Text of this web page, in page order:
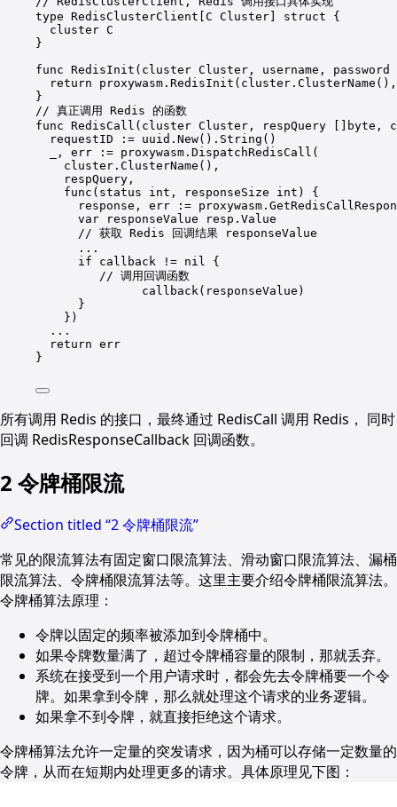
type RedisClusterClient[C Cluster] struct
{
cluster C
}
func RedisInit ( cluster Cluster, username,
password
return
proxywasm.RedisInit ( cluster.ClusterName (),
}
// 真正调用 Redis 的函数
func RedisCall ( cluster Cluster, respQuery []byte,
requestID
:= uuid.New() .String ()
_,
err := proxywasm.DispatchRedisCall (
cluster.ClusterName () ,
respQuery,
func(status
int, responseSize int ) {
response,
err :=
var
responseValue
resp.Value
// 获取 Redis 回调结果
responseValue
...
if
callback != nil
{
// 调用回调函数
callback(responseValue )
}
})
...
return err
}
所有调用 Redis 的接口，最终通过 RedisCall 调用 Redis， 同时
回调 RedisResponseCallback 回调函数。
2 令牌桶限流
Section titled “2 令牌桶限流”
常见的限流算法有固定窗口限流算法、滑动窗口限流算法、漏桶
限流算法、令牌桶限流算法等。这里主要介绍令牌桶限流算法。
令牌桶算法原理：
令牌以固定的频率被添加到令牌桶中。
如果令牌数量满了，超过令牌桶容量的限制，那就丢弃。
系统在接受到一个用户请求时，都会先去令牌桶要一个令
牌。如果拿到令牌，那么就处理这个请求的业务逻辑。
如果拿不到令牌，就直接拒绝这个请求。
令牌桶算法允许一定量的突发请求，因为桶可以存储一定数量的
令牌，从而在短期内处理更多的请求。具体原理见下图：